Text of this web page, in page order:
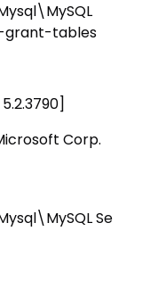
grant-tables
Corp.
Se